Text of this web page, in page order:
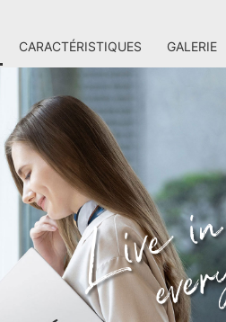
CARACTÉRISTIQUES GALERIE